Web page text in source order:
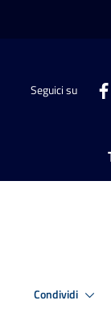
Seguici su
Condividi